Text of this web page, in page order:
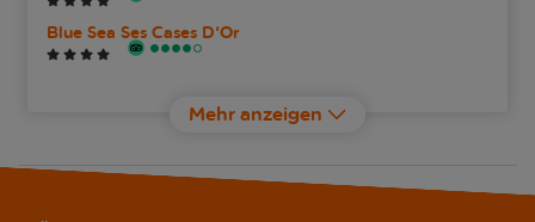
Blue Sea Ses Cases D'Or
Mehr anzeigen